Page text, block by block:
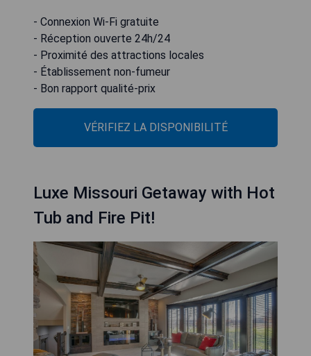
- Connexion Wi-Fi gratuite
- Réception ouverte 24h/24
- Proximité des attractions locales
- Établissement non-fumeur
- Bon rapport qualité-prix
VÉRIFIEZ LA DISPONIBILITÉ
Luxe Missouri Getaway with Hot
Tub and Fire Pit!